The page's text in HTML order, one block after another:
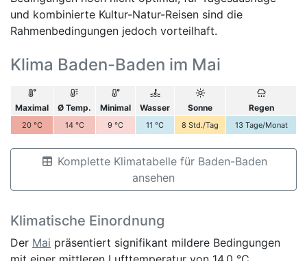
und kombinierte Kultur-Natur-Reisen sind die
Rahmenbedingungen jedoch vorteilhaft.
Klima Baden-Baden im Mai
Maximal Ø Temp. Minimal Wasser Sonne Regen
20 °C 14 °C 9 °C 11 °C 8 Std./Tag 13 Tage/Monat
Komplette Klimatabelle für Baden-Baden
ansehen
Klimatische Einordnung
Der Mai präsentiert signifikant mildere Bedingungen